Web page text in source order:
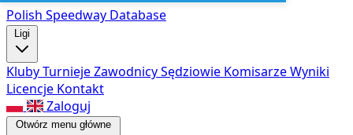
Polish Speedway Database
Ligi
KlubyTurniejeZawodnicySędziowie KomisarzeWyniki
Licencje Kontakt
Zaloguj
Otwórz menu główne